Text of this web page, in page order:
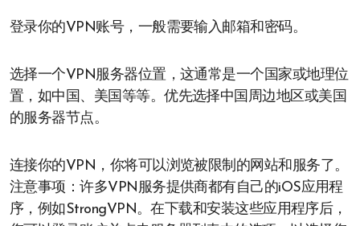
登录你的VPN账号，一般需要输入邮箱和密码。
选择一个VPN服务器位置，这通常是一个国家或地理位
置，如中国、美国等等。优先选择中国周边地区或美国
的服务器节点。
连接你的VPN，你将可以浏览被限制的网站和服务了。
注意事项：许多VPN服务提供商都有自己的iOS应用程
序，例如StrongVPN。在下载和安装这些应用程序后，